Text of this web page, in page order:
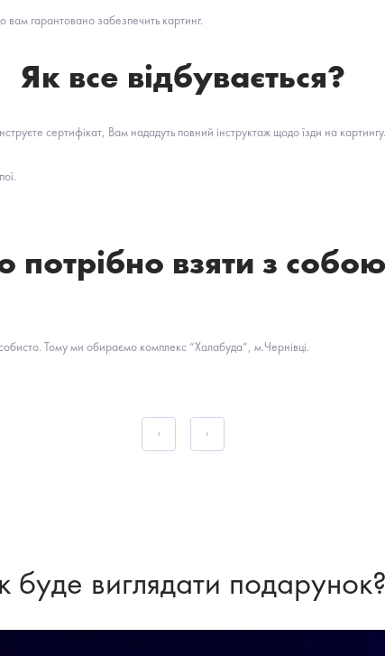
вам гарантовано забезпечить картинг.
Як все відбувається?
сертифікат, Вам нададуть повний інструктаж щодо їзди на
потрібно взяти з
Тому ми обираємо комплекс “Халабуда”, м.Чернівці.
буде виглядати